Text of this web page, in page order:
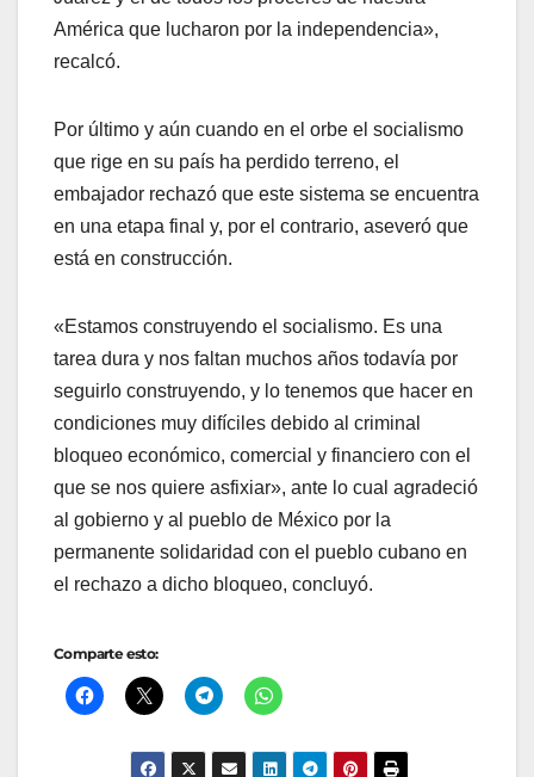
América que lucharon por la independencia»,
recalcó.
Por último y aún cuando en el orbe el socialismo
que rige en su país ha perdido terreno, el
embajador rechazó que este sistema se encuentra
en una etapa final y, por el contrario, aseveró que
está en construcción.
«Estamos construyendo el socialismo. Es una
tarea dura y nos faltan muchos años todavía por
seguirlo construyendo, y lo tenemos que hacer en
condiciones muy difíciles debido al criminal
bloqueo económico, comercial y financiero con el
que se nos quiere asfixiar», ante lo cual agradeció
al gobierno y al pueblo de México por la
permanente solidaridad con el pueblo cubano en
el rechazo a dicho bloqueo, concluyó.
Comparte esto: